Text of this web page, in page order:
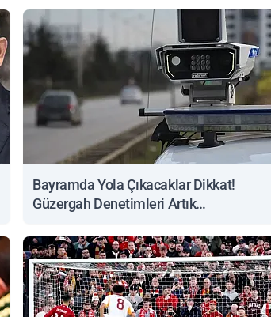
Bayramda Yola Çıkacaklar Dikkat!
Güzergah Denetimleri Artık